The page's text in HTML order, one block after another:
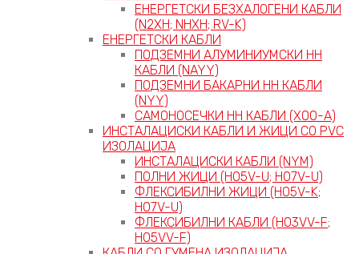
ЕНЕРГЕТСКИ БЕЗХАЛОГЕНИ КАБЛИ
(N2XH; NHXH; RV-K)
ЕНЕРГЕТСКИ КАБЛИ
ПОДЗЕМНИ АЛУМИНИУМСКИ НН
КАБЛИ (NAYY)
ПОДЗЕМНИ БАКАРНИ НН КАБЛИ
(NYY)
САМОНОСЕЧКИ НН КАБЛИ (X00-A)
ИНСТАЛАЦИСКИ КАБЛИ И ЖИЦИ СО PVC
ИЗОЛАЦИЈА
ИНСТАЛАЦИСКИ КАБЛИ (NYM)
ПОЛНИ ЖИЦИ (H05V-U; H07V-U)
ФЛЕКСИБИЛНИ ЖИЦИ (H05V-K;
H07V-U)
ФЛЕКСИБИЛНИ КАБЛИ (H03VV-F;
H05VV-F)